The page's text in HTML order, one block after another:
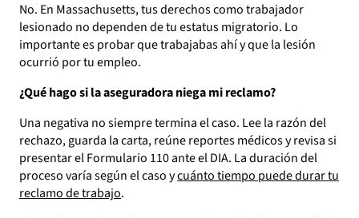
No. En Massachusetts, tus derechos como trabajador
lesionado no dependen de tu estatus migratorio. Lo
importante es probar que trabajabas ahí y que la lesión
ocurrió por tu empleo.
¿Qué hago si la aseguradora niega mi reclamo?
Una negativa no siempre termina el caso. Lee la razón del
rechazo, guarda la carta, reúne reportes médicos y revisa si
presentar el Formulario 110 ante el DIA. La duración del
proceso varía según el caso ycuánto tiempo puede durar tu
reclamo de trabajo.